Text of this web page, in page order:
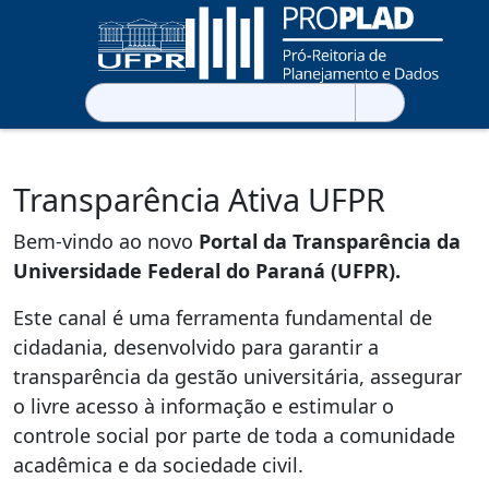
Pesquisar
por:
Transparência Ativa UFPR
Bem-vindo ao novo Portal da Transparência da
Universidade Federal do Paraná (UFPR).
Este canal é uma ferramenta fundamental de
cidadania, desenvolvido para garantir a
transparência da gestão universitária, assegurar
o livre acesso à informação e estimular o
controle social por parte de toda a comunidade
acadêmica e da sociedade civil.